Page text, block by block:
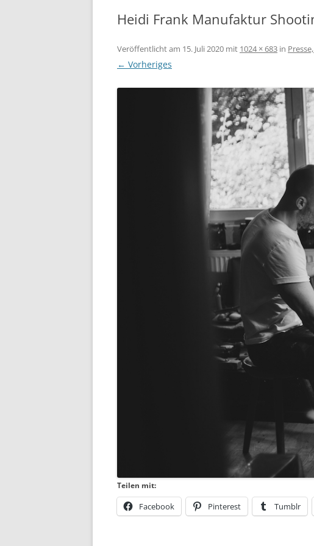
BODENSEE
AGBS
Heidi Frank Manufaktur
Veröffentlicht am 15. Juli 2020 mit 1024 × 683 in
← Vorheriges
Teilen mit:
Facebook Pinterest Tumblr